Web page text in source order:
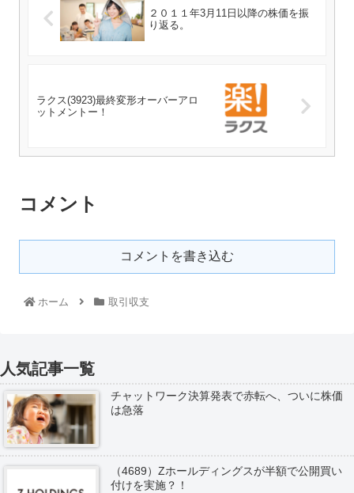
２０１１年3月11日以降の株価を振
り返る。
ラクス(3923)最終変形オーバーアロ
ットメントー！
コメント
コメントを書き込む
ホーム 取引収支
人気記事一覧
チャットワーク決算発表で赤転へ、ついに株価
は急落
（4689）Zホールディングスが半額で公開買い
付けを実施？！